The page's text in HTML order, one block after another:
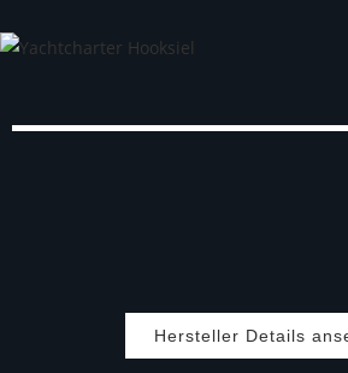
Hersteller Details